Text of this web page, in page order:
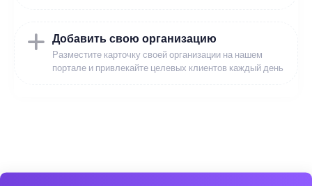
Добавить свою организацию
Разместите карточку своей организации на нашем
портале и привлекайте целевых клиентов каждый день